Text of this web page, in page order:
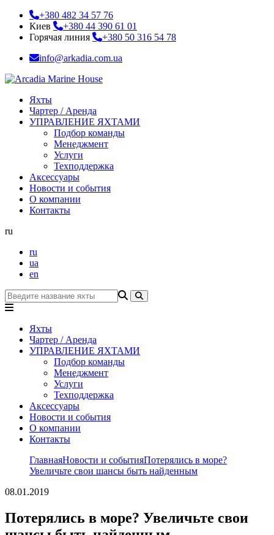
+380 482 34 57 76
Киев
+380 44 390 61 01
Горячая линия
+380 50 316 54 78
info@arkadia.com.ua
Яхты
Чартер / Аренда
УПРАВЛЕНИЕ ЯХТАМИ
Подбор команды
Менеджмент
Услуги
Техподдержка
Аксессуары
Новости и события
О компании
Контакты
ru
ru
ua
en
Яхты
Чартер / Аренда
УПРАВЛЕНИЕ ЯХТАМИ
Подбор команды
Менеджмент
Услуги
Техподдержка
Аксессуары
Новости и события
О компании
Контакты
ГлавнаяНовости и событияПотерялись в море?
Увеличьте свои шансы быть найденным
08.01.2019
Потерялись в море? Увеличьте свои